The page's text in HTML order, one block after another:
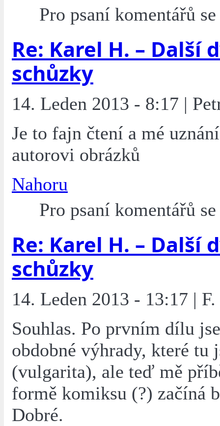
Pro psaní komentářů
Re: Karel H. – Další
schůzky
14. Leden 2013 - 8:17 |
Je to fajn čtení a mé
autorovi obrázků
Nahoru
Pro psaní komentářů
Re: Karel H. – Další
schůzky
14. Leden 2013 - 13:17 |
Souhlas. Po prvním dílu
obdobné výhrady, které tu
(vulgarita), ale teď mě
formě komiksu (?) začíná
Dobré.